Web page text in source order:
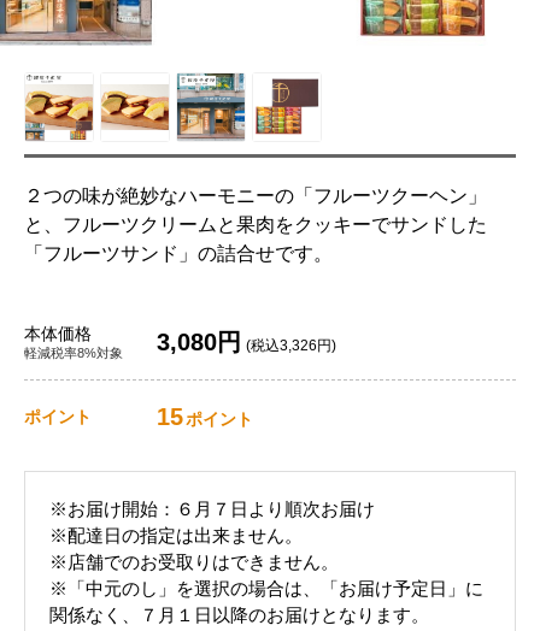
２つの味が絶妙なハーモニーの「フルーツクーヘン」
と、フルーツクリームと果肉をクッキーでサンドした
「フルーツサンド」の詰合せです。
本体価格
軽減税率8%対象 3,080円 (税込3,326円)
ポイント 15ポイント
※お届け開始：６月７日より順次お届け
※配達日の指定は出来ません。
※店舗でのお受取りはできません。
※「中元のし」を選択の場合は、「お届け予定日」に
関係なく、７月１日以降のお届けとなります。